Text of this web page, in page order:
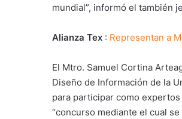
mundial”, informó el también
Alianza Tex : Representan a
El Mtro. Samuel Cortina
Diseño de Información de la
para participar como expertos
“concurso mediante el cual